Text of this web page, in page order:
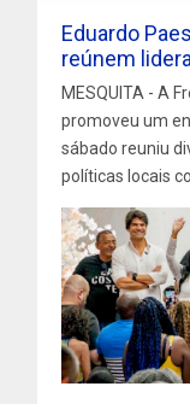
Eduardo
reúnem
MESQUITA - A
promoveu um
sábado reuniu
políticas locais